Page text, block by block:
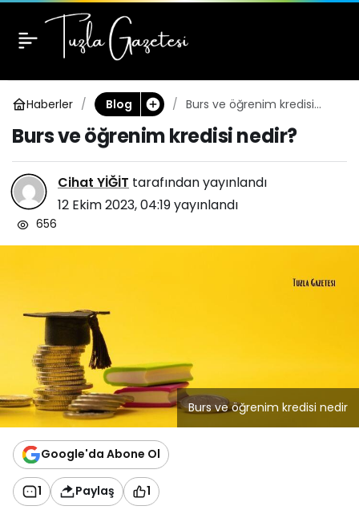
Haberler Blog
Burs ve öğrenim kredisi
Burs ve öğrenim kredisi nedir?
Cihat YİĞİT tarafından yayınlandı
12 Ekim 2023, 04:19yayınlandı
656
Burs ve öğrenim kredisi nedir
Google'da Abone Ol
1 Paylaş 1
Burs ve öğrenim kredisi